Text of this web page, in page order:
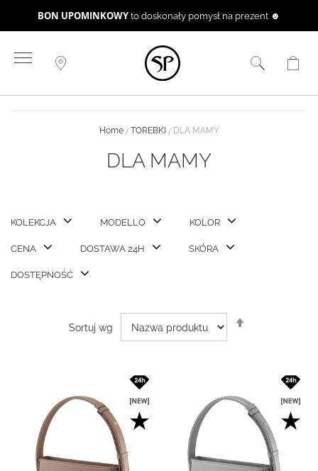
BON UPOMINKOWY to doskonały pomysł na prezent ☻
do
treści
Home TOREBKI DLA MAMY
DLA MAMY
KOLEKCJA MODELLO KOLOR
CENA DOSTAWA 24H SKÓRA
DOSTĘPNOŚĆ
Sortuj wg